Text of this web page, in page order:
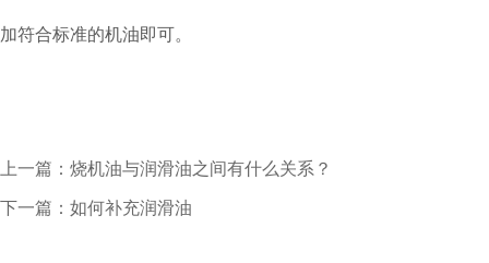
加符合标准的机油即可。
上一篇：烧机油与润滑油之间有什么关系？
下一篇：如何补充润滑油